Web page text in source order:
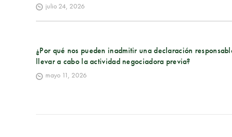
julio 24, 2026
¿Por qué nos pueden inadmitir una declaración
llevar a cabo la actividad negociadora previa?
mayo 11, 2026